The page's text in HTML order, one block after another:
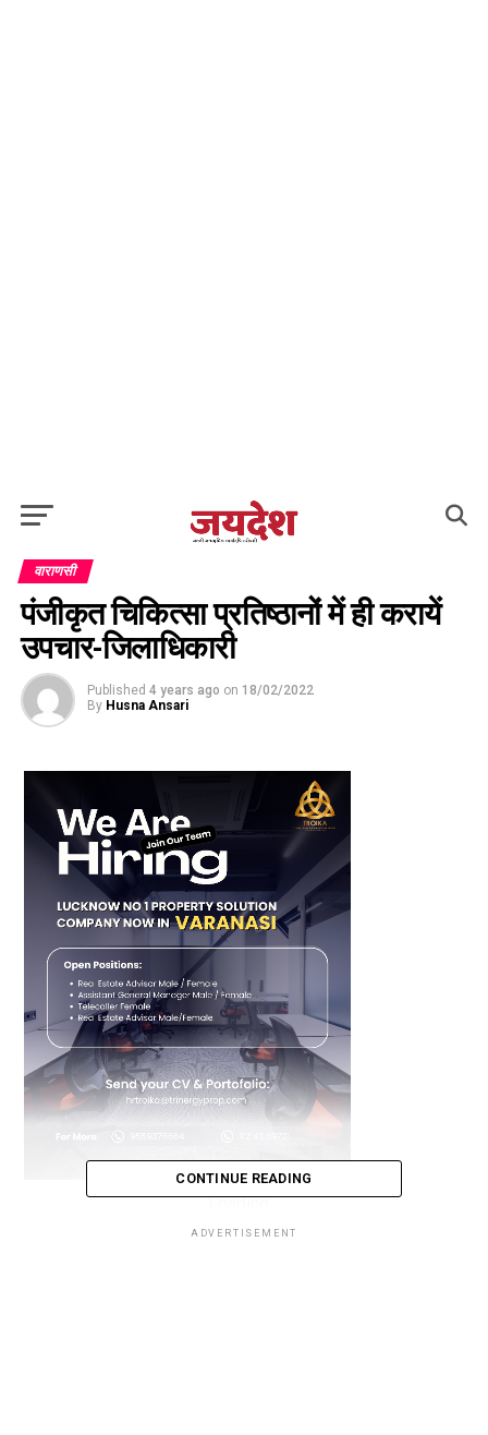
वाराणसी
पंजीकृत चिकित्सा प्रतिष्ठानों में ही करायें
उपचार-जिलाधिकारी
Published 4 years ago on 18/02/2022
By Husna Ansari
Loading...
CONTINUE READING
ADVERTISEMENT